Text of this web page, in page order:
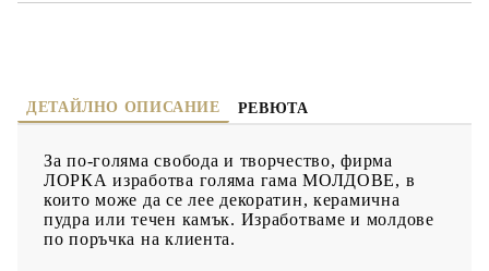
ДЕТАЙЛНО ОПИСАНИЕ РЕВЮТА
За по-голяма свобода и творчество, фирма
ЛОРКА изработва голяма гама МОЛДОВЕ, в
които може да се лее декоратин, керамична
пудра или течен камък. Изработваме и молдове
по поръчка на клиента.